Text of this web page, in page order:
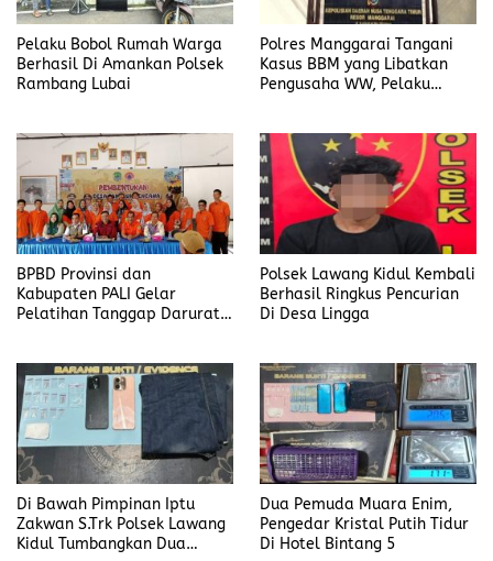
Pelaku Bobol Rumah Warga
Berhasil Di Amankan Polsek
Rambang Lubai
Polres Manggarai Tangani
Kasus BBM yang Libatkan
Pengusaha WW, Pelaku
BPBD Provinsi dan
Kabupaten PALI Gelar
Pelatihan Tanggap Darurat
Polsek Lawang Kidul Kembali
Berhasil Ringkus Pencurian
Di Desa Lingga
Di Bawah Pimpinan Iptu
Zakwan S.Trk Polsek Lawang
Kidul Tumbangkan Dua
Dua Pemuda Muara Enim,
Pengedar Kristal Putih Tidur
Di Hotel Bintang 5